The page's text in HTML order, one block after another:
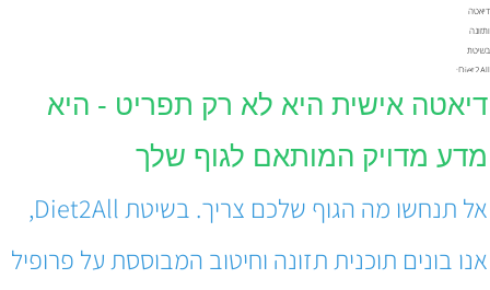
דיאטה
ותזונה
בשיטת
Diet2All:
שמאחורי
המושלם.
דיאטה אישית היא לא רק תפריט - היא
מדע מדויק המותאם לגוף שלך
אל תנחשו מה הגוף שלכם צריך. בשיטת Diet2All,
אנו בונים תוכנית תזונה וחיטוב המבוססת על פרופיל